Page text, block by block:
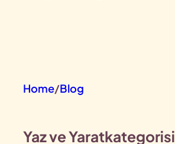
Home/Blog
Yaz ve Yaratkategorisi